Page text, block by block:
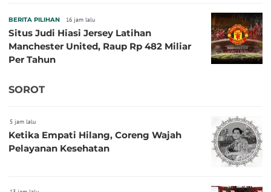
BERITA PILIHAN 16 jam lalu
Situs Judi Hiasi Jersey Latihan
Manchester United, Raup Rp 482 Miliar
Per Tahun
SOROT
5 jam lalu
Ketika Empati Hilang, Coreng Wajah
Pelayanan Kesehatan